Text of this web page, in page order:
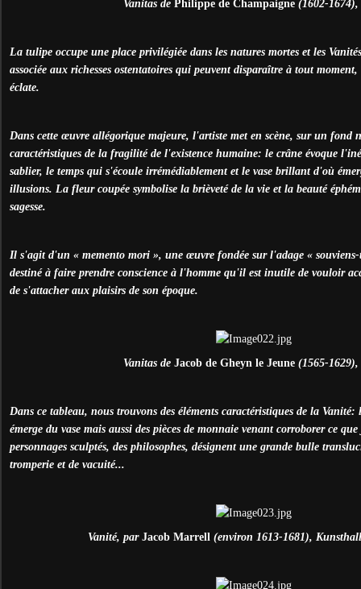
Vanitas de Philippe de Champaigne (1602-1674),
La tulipe occupe une place privilégiée dans les natures mortes et les
associée aux richesses ostentatoires qui peuvent disparaître à tout
éclate.
Dans cette œuvre allégorique majeure, l'artiste met en scène, sur un fond
caractéristiques de la fragilité de l'existence humaine: le crâne évoque
sablier, le temps qui s'écoule irrémédiablement et le vase brillant d'où
illusions. La fleur coupée symbolise la brièveté de la vie et la beauté
sagesse.
Il s'agit d'un « memento mori », une œuvre fondée sur l'adage «
destiné à faire prendre conscience à l'homme qu'il est inutile de vouloir
de s'attacher aux plaisirs de son époque.
Vanitas de Jacob de Gheyn le Jeune (1565-1629),
Dans ce tableau, nous trouvons des éléments caractéristiques de la
émerge du vase mais aussi des pièces de monnaie venant corroborer ce
personnages sculptés, des philosophes, désignent une grande bulle
tromperie et de vacuité...
Vanité, parJacob Marrell (environ 1613-1681),